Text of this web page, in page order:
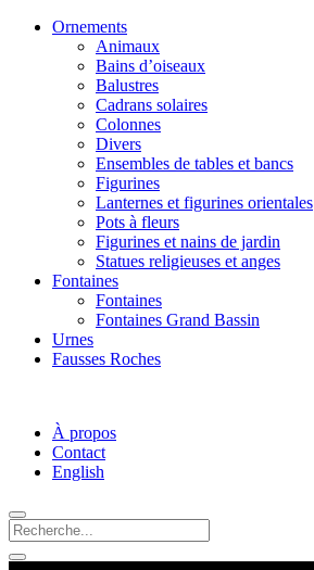
Ornements
Animaux
Bains d’oiseaux
Balustres
Cadrans solaires
Colonnes
Divers
Ensembles de tables et bancs
Figurines
Lanternes et figurines orientales
Pots à fleurs
Figurines et nains de jardin
Statues religieuses et anges
Fontaines
Fontaines
Fontaines Grand Bassin
Urnes
Fausses Roches
À propos
Contact
English